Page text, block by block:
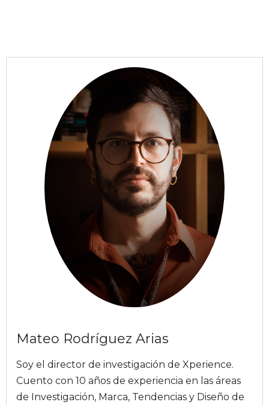
Mateo Rodríguez Arias
Soy el director de investigación de Xperience.
Cuento con 10 años de experiencia en las áreas
de Investigación, Marca, Tendencias y Diseño de